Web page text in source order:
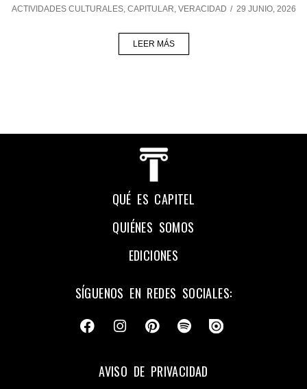
ACTIVIDADES CULTURALES, CAPITULAR, VERACIDAD / 29 JUNIO, 2026
LEER MÁS
QUÉ ES CAPITEL
QUIÉNES SOMOS
EDICIONES
SÍGUENOS EN REDES SOCIALES:
AVISO DE PRIVACIDAD